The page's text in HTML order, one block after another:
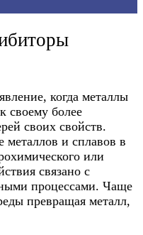
когда металлы
своему более
своих свойств.
металлов и сплавов в
или
связано с
процессами. Чаще
превращая металл,